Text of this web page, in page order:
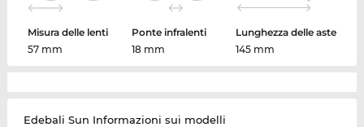
Misura delle lenti
57 mm
Ponte infralenti
18 mm
Lunghezza delle aste
145 mm
Edebali Sun Informazioni sui modelli